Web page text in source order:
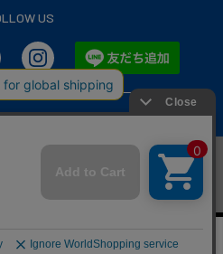
US
Co.,Ltd. All Rights Reserved.
る情報やサービスの充実、
Cookieを使用しています。
の利用についてご同意いた
ポリシー
check
OK